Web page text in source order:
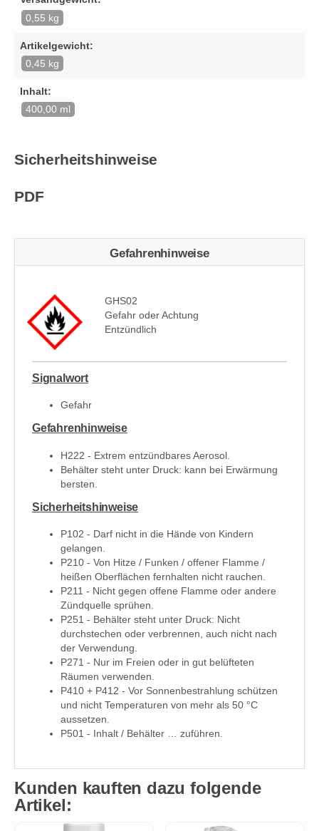
0,55 kg
Artikelgewicht:
0,45 kg
Inhalt:
400,00 ml
Sicherheitshinweise
PDF
Gefahrenhinweise
GHS02
Gefahr oder Achtung
Entzündlich
Signalwort
Gefahr
Gefahrenhinweise
H222 - Extrem entzündbares Aerosol.
Behälter steht unter Druck: kann bei Erwärmung
bersten.
Sicherheitshinweise
P102 - Darf nicht in die Hände von Kindern
gelangen.
P210 - Von Hitze / Funken / offener Flamme /
heißen Oberflächen fernhalten nicht rauchen.
P211 - Nicht gegen offene Flamme oder andere
Zündquelle sprühen.
P251 - Behälter steht unter Druck: Nicht
durchstechen oder verbrennen, auch nicht nach
der Verwendung.
P271 - Nur im Freien oder in gut belüfteten
Räumen verwenden.
P410 + P412 - Vor Sonnenbestrahlung schützen
und nicht Temperaturen von mehr als 50 °C
aussetzen.
P501 - Inhalt / Behälter … zuführen.
Kunden kauften dazu folgende
Artikel: